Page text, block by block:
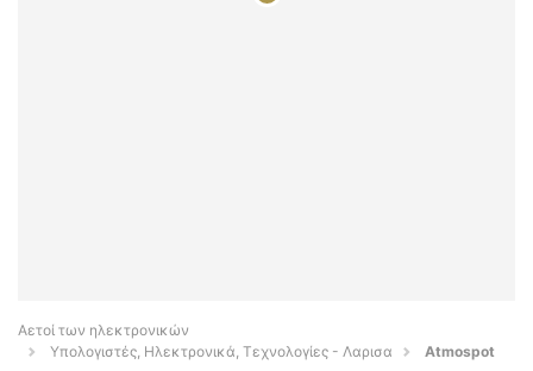
Αετοί των ηλεκτρονικών
Υπολογιστές, Ηλεκτρονικά, Τεχνολογίες - Λαρισα
Atmospot